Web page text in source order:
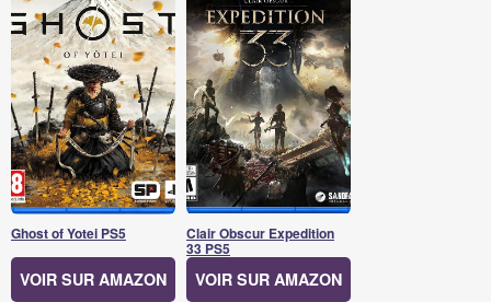
Ghost of Yotei PS5
VOIR SUR AMAZON
Clair Obscur Expedition
33 PS5
VOIR SUR AMAZON